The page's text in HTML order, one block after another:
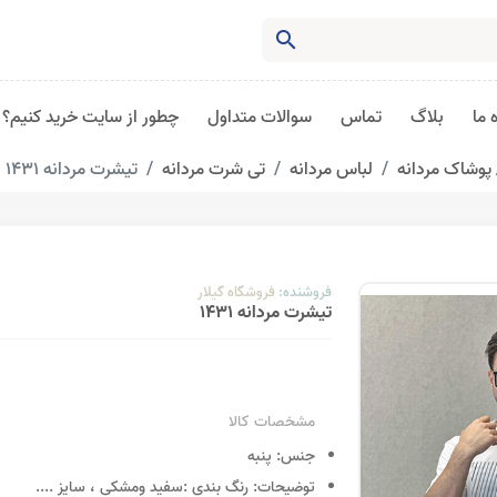
search
ما بلاگ تماس سوالات متداول چطور از سایت خرید کنیم؟
پوشاک مردانه لباس مردانه تی شرت مردانه تیشرت مردانه 1431
فروشنده: فروشگاه گیلار
تیشرت مردانه 1431
مشخصات کالا
جنس: پنبه
توضیحات: رنگ بندی :سفید ومشکی ، سایز ....